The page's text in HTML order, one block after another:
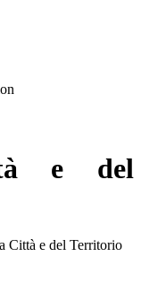
e del
Città e del Territorio